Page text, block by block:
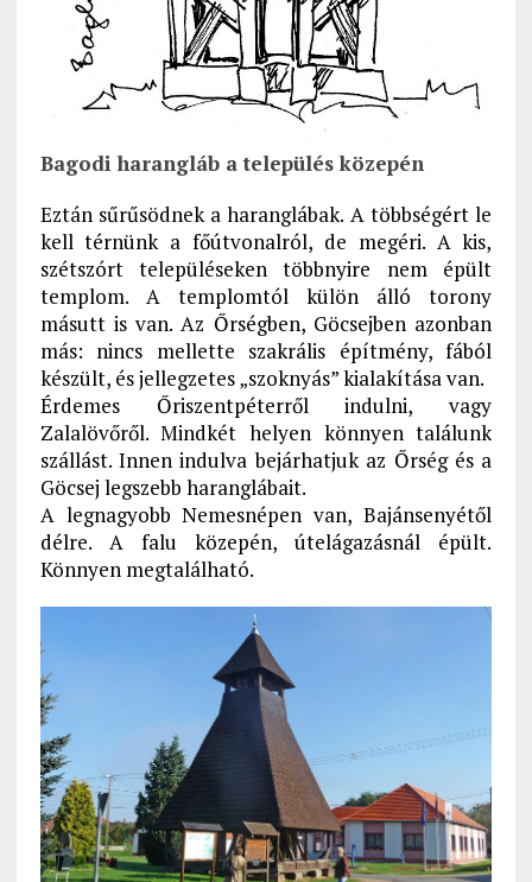
Bagodi harangláb a település közepén
Eztán sűrűsödnek a haranglábak. A többségért le
kell térnünk a főútvonalról, de megéri. A kis,
szétszórt településeken többnyire nem épült
templom. A templomtól külön álló torony
másutt is van. Az Őrségben, Göcsejben azonban
más: nincs mellette szakrális építmény, fából
készült, és jellegzetes „szoknyás” kialakítása van.
Érdemes Őriszentpéterről indulni, vagy
Zalalövőről. Mindkét helyen könnyen találunk
szállást. Innen indulva bejárhatjuk az Őrség és a
Göcsej legszebb haranglábait.
A legnagyobb Nemesnépen van, Bajánsenyétől
délre. A falu közepén, útelágazásnál épült.
Könnyen megtalálható.